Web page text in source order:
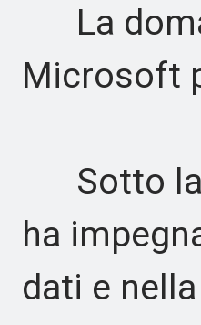
La
Microsoft
Sotto la
ha
dati e